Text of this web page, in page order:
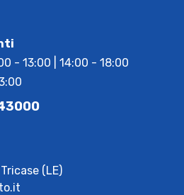
- 13:00 | 14:00 - 18:00
(LE)